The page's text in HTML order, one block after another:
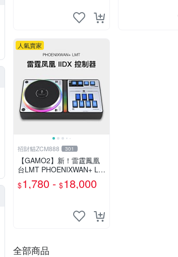
人氣賣家
招財貓ZCM888 301
【GAMO2】新！雷霆鳳凰
台LMT PHOENIXWAN+ LM
T IIDX貳寺專控手遊
$1,780 - $18,000
全部商品